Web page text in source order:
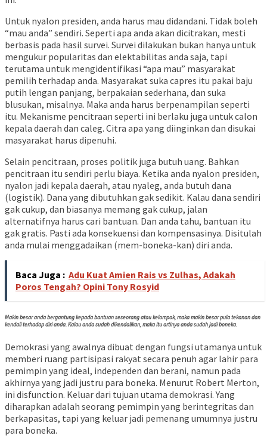
Untuk nyalon presiden, anda harus mau didandani. Tidak boleh
“mau anda” sendiri. Seperti apa anda akan dicitrakan, mesti
berbasis pada hasil survei. Survei dilakukan bukan hanya untuk
mengukur popularitas dan elektabilitas anda saja, tapi
terutama untuk mengidentifikasi “apa mau” masyarakat
pemilih terhadap anda. Masyarakat suka capres itu pakai baju
putih lengan panjang, berpakaian sederhana, dan suka
blusukan, misalnya. Maka anda harus berpenampilan seperti
itu. Mekanisme pencitraan seperti ini berlaku juga untuk calon
kepala daerah dan caleg. Citra apa yang diinginkan dan disukai
masyarakat harus dipenuhi.
Selain pencitraan, proses politik juga butuh uang. Bahkan
pencitraan itu sendiri perlu biaya. Ketika anda nyalon presiden,
nyalon jadi kepala daerah, atau nyaleg, anda butuh dana
(logistik). Dana yang dibutuhkan gak sedikit. Kalau dana sendiri
gak cukup, dan biasanya memang gak cukup, jalan
alternatifnya harus cari bantuan. Dan anda tahu, bantuan itu
gak gratis. Pasti ada konsekuensi dan kompensasinya. Disitulah
anda mulai menggadaikan (mem-boneka-kan) diri anda.
Baca Juga : Adu Kuat Amien Rais vs Zulhas, Adakah
Poros Tengah? Opini Tony Rosyid
Makin besar anda bergantung kepada bantuan seseorang atau kelompok, maka makin besar pula tekanan dan
kendali terhadap diri anda. Kalau anda sudah dikendalikan, maka itu artinya anda sudah jadi boneka.
Demokrasi yang awalnya dibuat dengan fungsi utamanya untuk
memberi ruang partisipasi rakyat secara penuh agar lahir para
pemimpin yang ideal, independen dan berani, namun pada
akhirnya yang jadi justru para boneka. Menurut Robert Merton,
ini disfunction. Keluar dari tujuan utama demokrasi. Yang
diharapkan adalah seorang pemimpin yang berintegritas dan
berkapasitas, tapi yang keluar jadi pemenang umumnya justru
para boneka.